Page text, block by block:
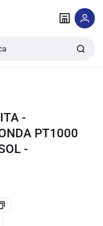
-
PT1000
-